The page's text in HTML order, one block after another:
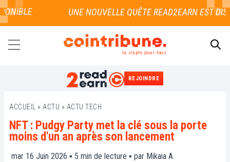
la crypto pour tous
REJOINDRE
ACCUEIL » ACTU » ACTU TECH
NFT : Pudgy Party met la clé sous la porte
moins d'un an après son lancement
mar 16 Juin 2026 ▪ 5 min de lecture ▪ par Mikaia A.